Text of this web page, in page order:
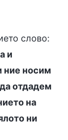
слово:
и
ние носим
отдадем
на
ни